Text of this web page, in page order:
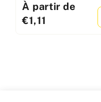
Prix
standard
À partir de
€1,11